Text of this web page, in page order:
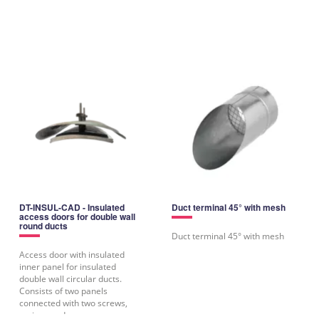
DT-INSUL-CAD - Insulated
access doors for double wall
round ducts
Access door with insulated
inner panel for insulated
double wall circular ducts.
Consists of two panels
connected with two screws,
springs and
Duct terminal 45° with mesh
Duct terminal 45° with mesh